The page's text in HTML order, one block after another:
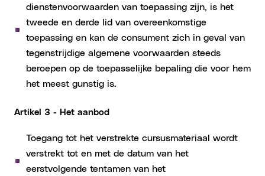
dienstenvoorwaarden van toepassing zijn, is het
tweede en derde lid van overeenkomstige
toepassing en kan de consument zich in geval van
tegenstrijdige algemene voorwaarden steeds
beroepen op de toepasselijke bepaling die voor hem
het meest gunstig is.
Artikel 3 - Het aanbod
Toegang tot het verstrekte cursusmateriaal wordt
verstrekt tot en met de datum van het
eerstvolgende tentamen van het